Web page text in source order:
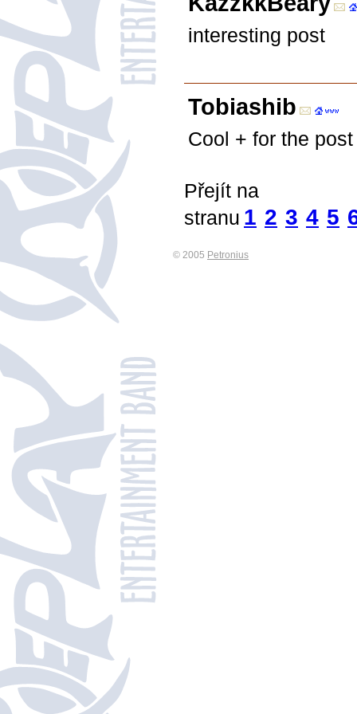
interesting post
Tobiashib
Cool + for the post
Přejít na
stranu 1 2 3 4 5
© 2005 Petronius